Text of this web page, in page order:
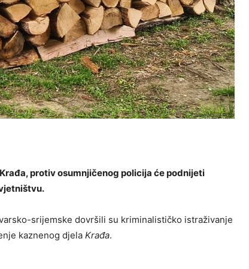
protiv osumnjičenog policija će podnijeti
srijemske dovršili su kriminalističko istraživanje
kaznenog djela Krađa.